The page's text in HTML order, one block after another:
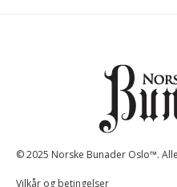
© 2025 Norske Bunader Oslo™.
Vilkår og betingelser